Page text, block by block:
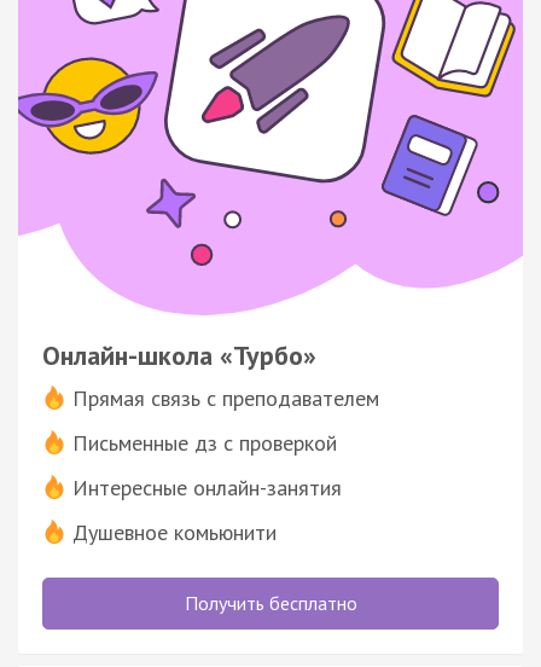
Онлайн-школа «Турбо»
Прямая связь с преподавателем
Письменные дз с проверкой
Интересные онлайн-занятия
Душевное комьюнити
Получить бесплатно